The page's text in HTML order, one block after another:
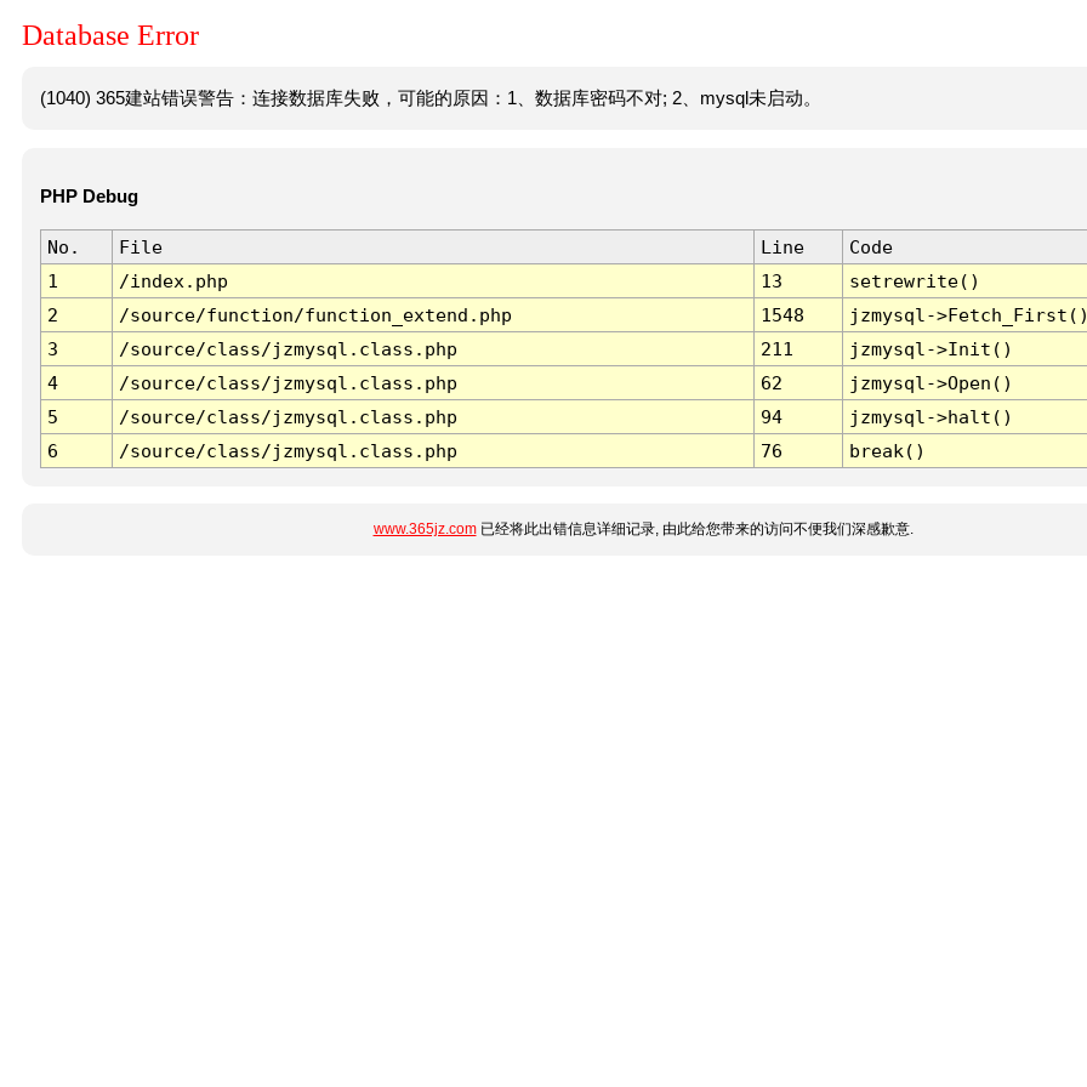
Database Error
(1040) 365建站错误警告：连接数据库失败，可能的原因：1、数据库密码不对; 2、mysql未启动。
PHP Debug
No. File Line
Code
1
/index.php 13
setrewrite()
2
/source/function/function_extend.php 1548
jzmysql-
3
/source/class/jzmysql.class.php 211
jzmysql->Init()
4
/source/class/jzmysql.class.php 62
jzmysql->Open()
5
/source/class/jzmysql.class.php 94
jzmysql->halt()
6
/source/class/jzmysql.class.php 76 break()
www.365jz.com已经将此出错信息详细记录, 由此给您带来的访问不便我们深感歉意.